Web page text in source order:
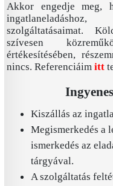
Akkor engedje meg,
ingatlaneladáshoz,
szolgáltatásaimat.
szívesen
értékesítésében,
nincs. Referenciáim itt
Kiszállás az
Megismerkedés a
ismerkedés az
tárgyával.
A szolgáltatás